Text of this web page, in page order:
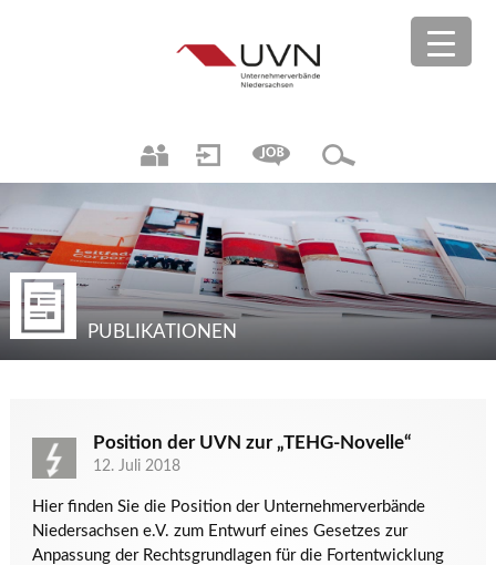
PUBLIKATIONEN
Position der UVN zur „TEHG-Novelle“
12. Juli 2018
Hier finden Sie die Position der Unternehmerverbände
Niedersachsen e.V. zum Entwurf eines Gesetzes zur
Anpassung der Rechtsgrundlagen für die Fortentwicklung